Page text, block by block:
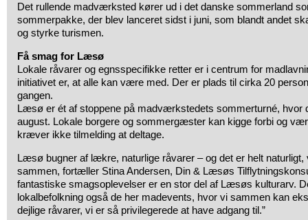
Det rullende madværksted kører ud i det danske sommerland
sommerpakke, der blev lanceret sidst i juni, som blandt andet
og styrke turismen.
Få smag for Læsø
Lokale råvarer og egnsspecifikke retter er i centrum for
initiativet er, at alle kan være med. Der er plads til cirka 20
gangen.
Læsø er ét af stoppene på madværkstedets sommerturné, hvor
august. Lokale borgere og sommergæster kan kigge forbi og
kræver ikke tilmelding at deltage.
Læsø bugner af lækre, naturlige råvarer – og det er helt naturligt,
sammen, fortæller Stina Andersen, Din & Læsøs
fantastiske smagsoplevelser er en stor del af Læsøs kulturarv.
lokalbefolkning også de her madevents, hvor vi sammen kan
dejlige råvarer, vi er så privilegerede at have adgang til.”